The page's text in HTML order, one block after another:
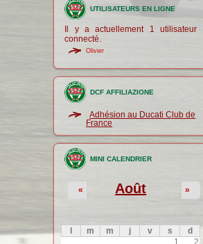
UTILISATEURS EN LIGNE
Il y a actuellement 1 utilisateur
connecté.
Olivier
DCF AFFILIAZIONE
Adhésion au Ducati Club de
France
MINI CALENDRIER
Août
« »
m m j v s
d
1
2